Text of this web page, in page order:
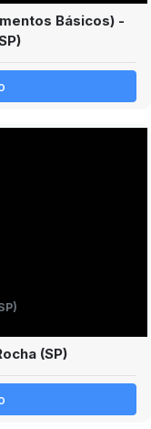
Básicos) -
(SP)